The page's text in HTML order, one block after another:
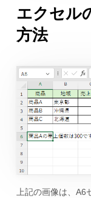
エクセル
方法
上記の画像は、